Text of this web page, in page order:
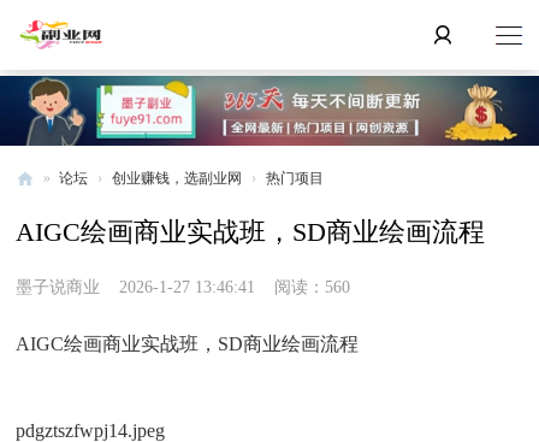
业
网
» 论坛 › 创业赚钱，选副业网 › 热门项目
AIGC绘画商业实战班，SD商业绘画流程
墨子说商业 2026-1-27 13:46:41 阅读：560
AIGC绘画商业实战班，SD商业绘画流程
pdgztszfwpj14.jpeg